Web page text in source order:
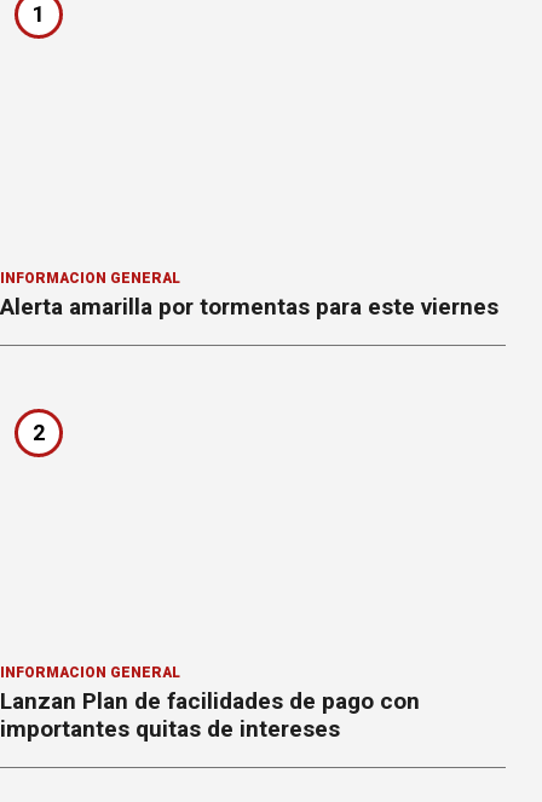
1
INFORMACION GENERAL
Alerta amarilla por tormentas para este viernes
2
INFORMACION GENERAL
Lanzan Plan de facilidades de pago con
importantes quitas de intereses